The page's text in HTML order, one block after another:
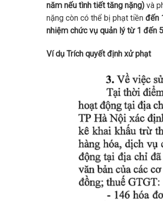
năm nếu tình tiết tăng nặng) và
nặng còn có thể bị phạt tiền đến
nhiệm chức vụ quản lý từ 1 đến
Ví dụ Trích quyết định xử phạt